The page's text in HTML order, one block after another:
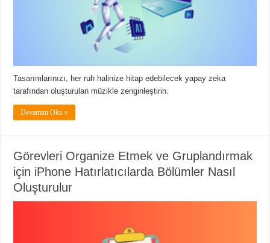
Tasarımlarınızı, her ruh halinize hitap edebilecek yapay zeka
tarafından oluşturulan müzikle zenginleştirin.
Devamını Oku »
Görevleri Organize Etmek ve Gruplandırmak
için iPhone Hatırlatıcılarda Bölümler Nasıl
Oluşturulur